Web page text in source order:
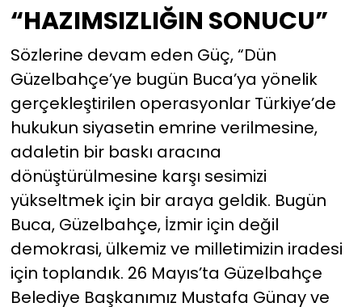
oldu!
“HAZIMSIZLIĞIN SONUCU”
Sözlerine devam eden Güç, “Dün
Güzelbahçe’ye bugün Buca’ya yönelik
gerçekleştirilen operasyonlar Türkiye’de
hukukun siyasetin emrine verilmesine,
adaletin bir baskı aracına
dönüştürülmesine karşı sesimizi
yükseltmek için bir araya geldik. Bugün
Buca, Güzelbahçe, İzmir için değil
demokrasi, ülkemiz ve milletimizin iradesi
için toplandık. 26 Mayıs’ta Güzelbahçe
Belediye Başkanımız Mustafa Günay ve